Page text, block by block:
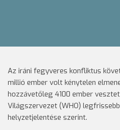
Az iráni fegyveres konfliktus
millió ember volt kénytelen
hozzávetőleg 4100 ember
Világszervezet (WHO)
helyzetjelentése szerint.